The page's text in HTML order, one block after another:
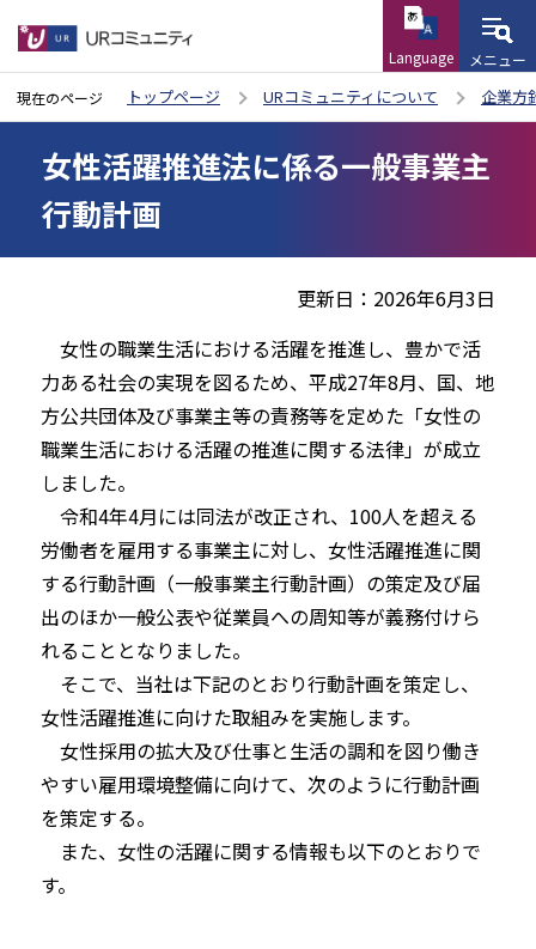
こ
の
の
Language
メニュー
現在のページ
トップページ URコミュニティについて 企業方
女性活躍推進法に係る一般事業主
行動計画
更新日：2026年6月3日
女性の職業生活における活躍を推進し、豊かで活
力ある社会の実現を図るため、平成27年8月、国、地
方公共団体及び事業主等の責務等を定めた「女性の
職業生活における活躍の推進に関する法律」が成立
しました。
令和4年4月には同法が改正され、100人を超える
労働者を雇用する事業主に対し、女性活躍推進に関
する行動計画（一般事業主行動計画）の策定及び届
出のほか一般公表や従業員への周知等が義務付けら
れることとなりました。
そこで、当社は下記のとおり行動計画を策定し、
女性活躍推進に向けた取組みを実施します。
女性採用の拡大及び仕事と生活の調和を図り働き
やすい雇用環境整備に向けて、次のように行動計画
を策定する。
また、女性の活躍に関する情報も以下のとおりで
す。